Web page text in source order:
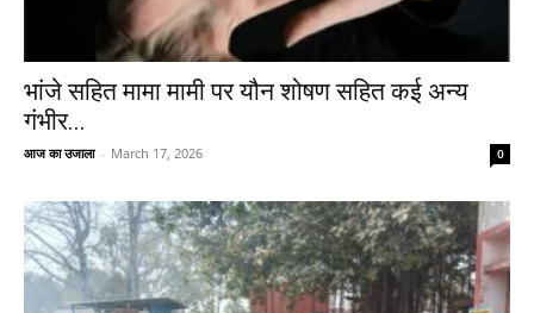
भांजे सहित मामा मामी पर यौन शोषण सहित कई अन्य
गंभीर...
आज का उजाला - March 17, 2026 0